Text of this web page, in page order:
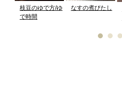
枝豆のゆで方/ゆ
で時間
なすの煮びたし